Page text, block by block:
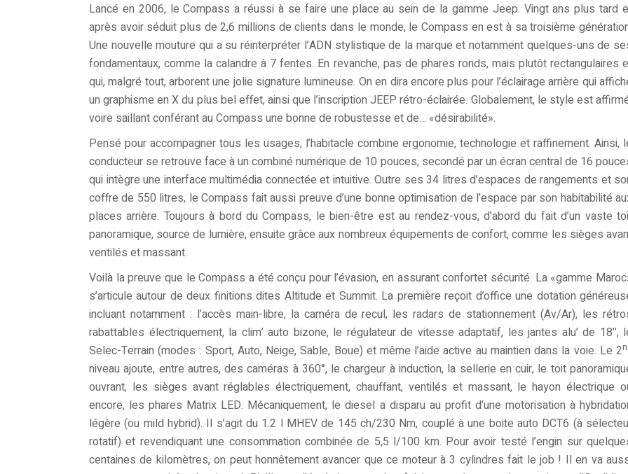
Lancé en 2006, le Compass a réussi à se faire une place au sein de la gamme Jeep. Vingt ans plus tard
après avoir séduit plus de 2,6 millions de clients dans le monde, le Compass en est à sa troisième
Une nouvelle mouture qui a su réinterpréter l’ADN stylistique de la marque et notamment quelques-uns de
fondamentaux, comme la calandre à 7 fentes. En revanche, pas de phares ronds, mais plutôt rectangulaires
qui, malgré tout, arborent une jolie signature lumineuse. On en dira encore plus pour l’éclairage arrière qui
un graphisme en X du plus bel effet, ainsi que l’inscription JEEP rétro-éclairée. Globalement, le style est
voire saillant conférant au Compass une bonne de robustesse et de… «désirabilité».
Pensé pour accompagner tous les usages, l’habitacle combine ergonomie, technologie et raffinement. Ainsi,
conducteur se retrouve face à un combiné numérique de 10 pouces, secondé par un écran central de 16
qui intègre une interface multimédia connectée et intuitive. Outre ses 34 litres d’espaces de rangements et
coffre de 550 litres, le Compass fait aussi preuve d’une bonne optimisation de l’espace par son habitabilité
places arrière. Toujours à bord du Compass, le bien-être est au rendez-vous, d’abord du fait d’un vaste
panoramique, source de lumière, ensuite grâce aux nombreux équipements de confort, comme les sièges
ventilés et massant.
Voilà la preuve que le Compass a été conçu pour l’évasion, en assurant confortet sécurité. La «gamme
s’articule autour de deux finitions dites Altitude et Summit. La première reçoit d’office une dotation
incluant notamment : l’accès main-libre, la caméra de recul, les radars de stationnement (Av/Ar), les
rabattables électriquement, la clim’ auto bizone, le régulateur de vitesse adaptatif, les jantes alu’ de 18’’,
Selec-Terrain (modes : Sport, Auto, Neige, Sable, Boue) et même l’aide active au maintien dans la voie. Le 2
niveau ajoute, entre autres, des caméras à 360°, le chargeur à induction, la sellerie en cuir, le toit
ouvrant, les sièges avant réglables électriquement, chauffant, ventilés et massant, le hayon électrique
encore, les phares Matrix LED. Mécaniquement, le diesel a disparu au profit d’une motorisation à
légère (ou mild hybrid). Il s’agit du 1.2 l MHEV de 145 ch/230 Nm, couplé à une boite auto DCT6 (à
rotatif) et revendiquant une consommation combinée de 5,5 l/100 km. Pour avoir testé l’engin sur
centaines de kilomètres, on peut honnêtement avancer que ce moteur à 3 cylindres fait le job ! Il en va